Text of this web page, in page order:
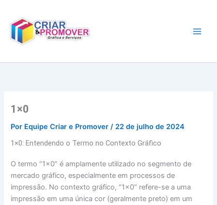
conteúdo
1×0
Por Equipe Criar e Promover/ 22 de julho de 2024
1×0: Entendendo o Termo no Contexto Gráfico
O termo “1×0” é amplamente utilizado no segmento de
mercado gráfico, especialmente em processos de
impressão. No contexto gráfico, “1×0” refere-se a uma
impressão em uma única cor (geralmente preto) em um